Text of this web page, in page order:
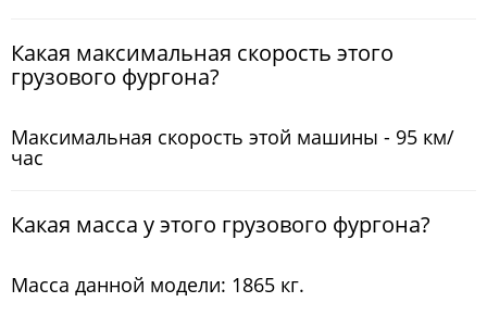
Какая максимальная скорость этого
грузового фургона?
Максимальная скорость этой машины - 95 км/
час
Какая масса у этого грузового фургона?
Масса данной модели: 1865 кг.